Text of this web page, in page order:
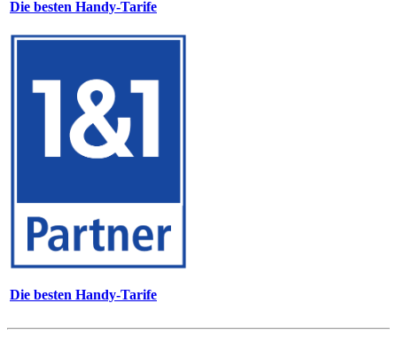
Die besten Handy-Tarife
Die besten Handy-Tarife